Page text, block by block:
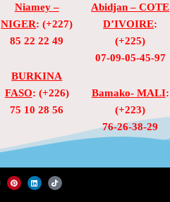
Niamey –
NIGER: (+227)
85 22 22 49
BURKINA
FASO: (+226)
75 10 28 56
Abidjan – COTE
D’IVOIRE:
(+225)
07-09-05-45-97
Bamako- MALI:
(+223)
76-26-38-29
P
i
n
L
i
n
T
i
k